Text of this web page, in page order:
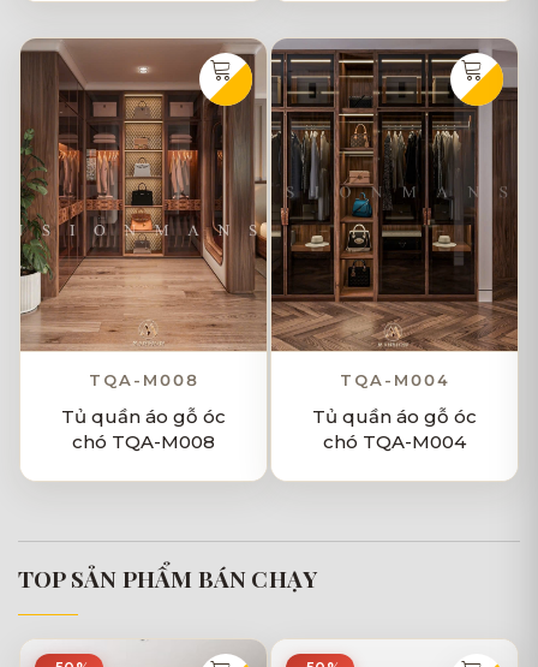
TQA-M008
Tủ quần áo gỗ óc
chó TQA-M008
TQA-M004
Tủ quần áo gỗ óc
chó TQA-M004
TOP SẢN PHẨM BÁN CHẠY